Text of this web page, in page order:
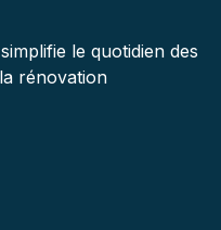
le quotidien des
rénovation